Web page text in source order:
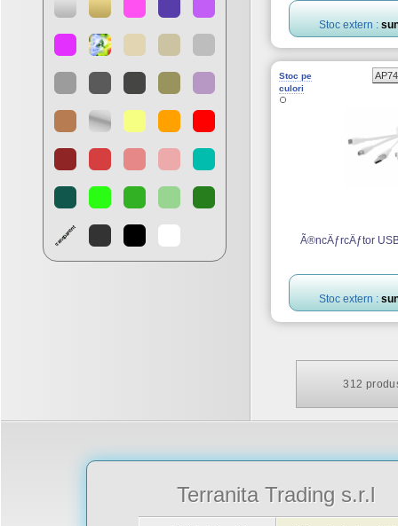
Stoc extern :
Stoc pe
culori
Ã®ncÄƒrcÄƒtor
Stoc extern :
312
Terranita Trading s.r.l